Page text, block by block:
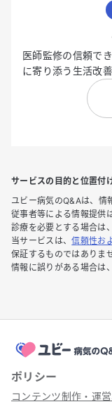
医師監修の信頼で
に寄り添う生活改
サービスの目的と位置付
ユビー病気のQ&Aは、情
従事者等による情報提供
診療を必要とする場合は、
当サービスは、信頼性お
保証するものではありま
情報に誤りがある場合は、
ポリシー
コンテンツ制作・運